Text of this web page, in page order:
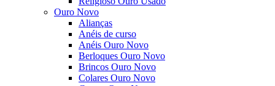
Ouro Novo
Alianças
Anéis de curso
Anéis Ouro Novo
Berloques Ouro Novo
Brincos Ouro Novo
Colares Ouro Novo